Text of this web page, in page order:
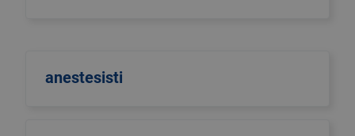
anestesisti